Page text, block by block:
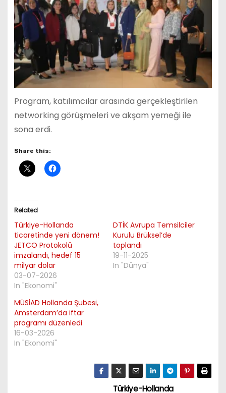
Program, katılımcılar arasında gerçekleştirilen
networking görüşmeleri ve akşam yemeği ile
sona erdi.
Share this:
Related
Türkiye-Hollanda
ticaretinde yeni dönem!
JETCO Protokolü
imzalandı, hedef 15
milyar dolar
03-07-2026
In "Ekonomi"
DTİK Avrupa Temsilciler
Kurulu Brüksel’de
toplandı
19-11-2025
In "Dünya"
MÜSİAD Hollanda Şubesi,
Amsterdam’da iftar
programı düzenledi
16-03-2026
In "Ekonomi"
Türkiye-Hollanda